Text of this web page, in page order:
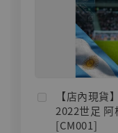
【店內現
2022世足
[CM001]